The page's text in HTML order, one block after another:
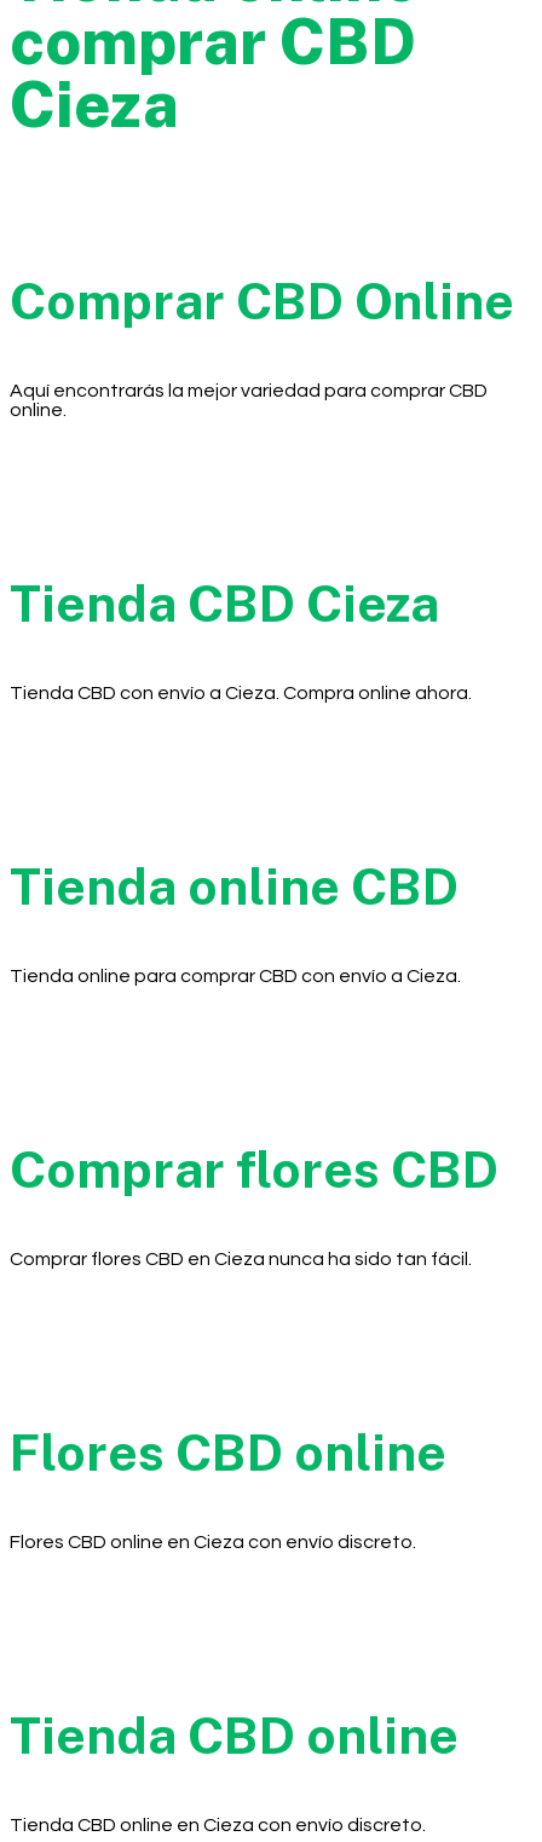
comprar CBD
Cieza
Comprar CBD Online
Aquí encontrarás la mejor variedad para comprar CBD
online.
Tienda CBD Cieza
Tienda CBD con envío a Cieza. Compra online ahora.
Tienda online CBD
Tienda online para comprar CBD con envío a Cieza.
Comprar flores CBD
Comprar flores CBD en Cieza nunca ha sido tan fácil.
Flores CBD online
Flores CBD online en Cieza con envío discreto.
Tienda CBD online
Tienda CBD online en Cieza con envío discreto.